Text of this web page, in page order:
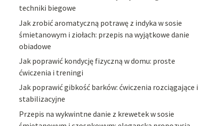
techniki biegowe
Jak zrobić aromatyczną potrawę z indyka w sosie
śmietanowym i ziołach: przepis na wyjątkowe danie
obiadowe
Jak poprawić kondycję fizyczną w domu: proste
ćwiczenia i treningi
Jak poprawić gibkość barków: ćwiczenia rozciągające i
stabilizacyjne
Przepis na wykwintne danie z krewetek w sosie